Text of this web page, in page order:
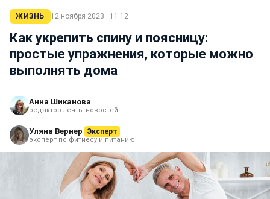
ЖИЗНЬ 12 ноября 2023 · 11:12
Как укрепить спину и поясницу:
простые упражнения, которые можно
выполнять дома
Анна Шиканова
редактор ленты новостей
Уляна Вернер Эксперт
эксперт по фитнесу и питанию